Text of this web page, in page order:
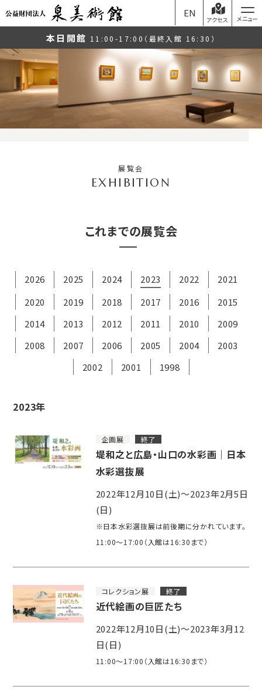
EN
本日開館 11:00-17:00（最終入館 16:30）
アクセス
展覧会
これまでの展覧会
2026 2025 2024 2023 2022
2021
2020
2019 2018 2017 2016
2015
2014
2013 2012 2011 2010
2009
2008
2007 2006 2005 2004
2003
2002
2001 1998
2023年
企画展 終了
堤和之と広島・山口の水彩画｜日本
水彩選抜展
2022年12月10日(土)～2023年2月5日
(日)
※日本水彩選抜展は前後期に分かれています。
11:00～17:00（入館は16:30まで）
コレクション展 終了
近代絵画の巨匠たち
2022年12月10日(土)～2023年3月12
日(日)
11:00～17:00（入館は16:30まで）